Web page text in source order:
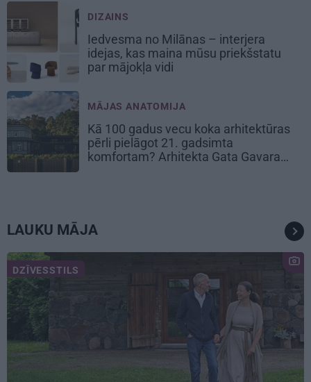
DIZAINS
Iedvesma no Milānas – interjera
idejas, kas maina mūsu priekšstatu
par mājokļa vidi
MĀJAS ANATOMIJA
Kā 100 gadus vecu koka arhitektūras
pērli pielāgot 21. gadsimta
komfortam? Arhitekta Gata Gavara
LAUKU MĀJA
DZĪVESSTILS